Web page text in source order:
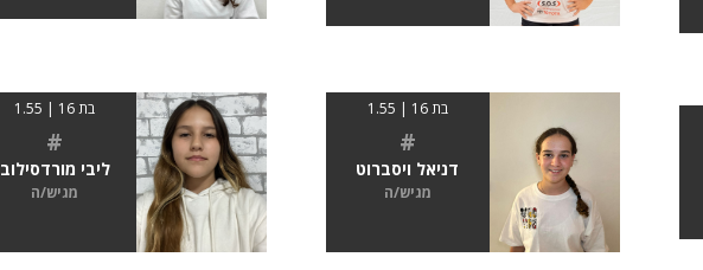
בת 16 | 1.55
#
דניאל ויסברוט
מגיש/ה
בת 16 | 1.55
#
ליבי מורדסילוב
מגיש/ה